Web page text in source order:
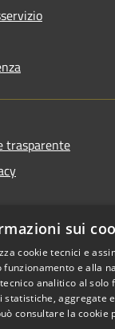
trasparente
Borca di
sui
cookie tecnici e
e alla
analitico al solo
statistiche, aggregate
consultare la cookie